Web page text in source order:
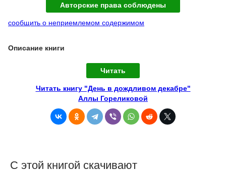
Авторские права соблюдены
сообщить о неприемлемом содержимом
Описание книги
Читать
Читать книгу "День в дождливом декабре"
Аллы Гореликовой
С этой книгой скачивают